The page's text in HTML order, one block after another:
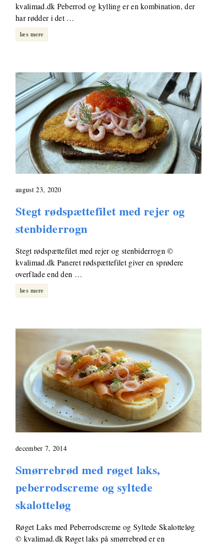
kvalimad.dk Peberrod og kylling er en kombination, der
har rødder i det …
læs mere
august 23, 2020
Stegt rødspættefilet med rejer og
stenbiderrogn
Stegt rødspættefilet med rejer og stenbiderrogn ©
kvalimad.dk Paneret rødspættefilet giver en sprødere
overflade end den …
læs mere
december 7, 2014
Smørrebrød med røget laks,
peberrodscreme og syltede
skalotteløg
Røget Laks med Peberrodscreme og Syltede Skalotteløg
© kvalimad.dk Røget laks på smørrebrød er en